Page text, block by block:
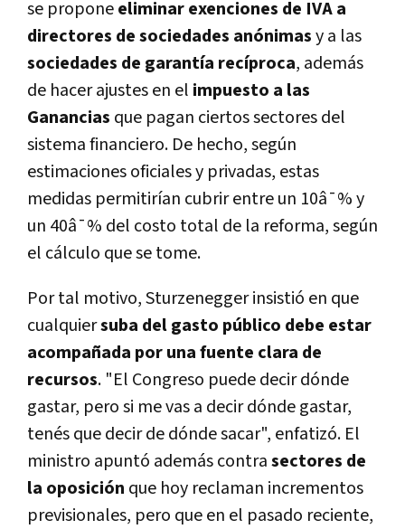
se proponeeliminar exenciones de IVA a
directores de sociedades anónimasy a las
sociedades de garantía recíproca, además
de hacer ajustes en el impuesto a las
Ganancias que pagan ciertos sectores del
sistema financiero. De hecho, según
estimaciones oficiales y privadas, estas
medidas permitirían cubrir entre un 10â¯% y
un 40â¯% del costo total de la reforma, según
el cálculo que se tome.
Por tal motivo, Sturzenegger insistió en que
cualquiersuba del gasto público debe estar
acompañada por una fuente clara de
recursos. "El Congreso puede decir dónde
gastar, pero si me vas a decir dónde gastar,
tenés que decir de dónde sacar", enfatizó. El
ministro apuntó además contrasectores de
la oposición que hoy reclaman incrementos
previsionales, pero que en el pasado reciente,